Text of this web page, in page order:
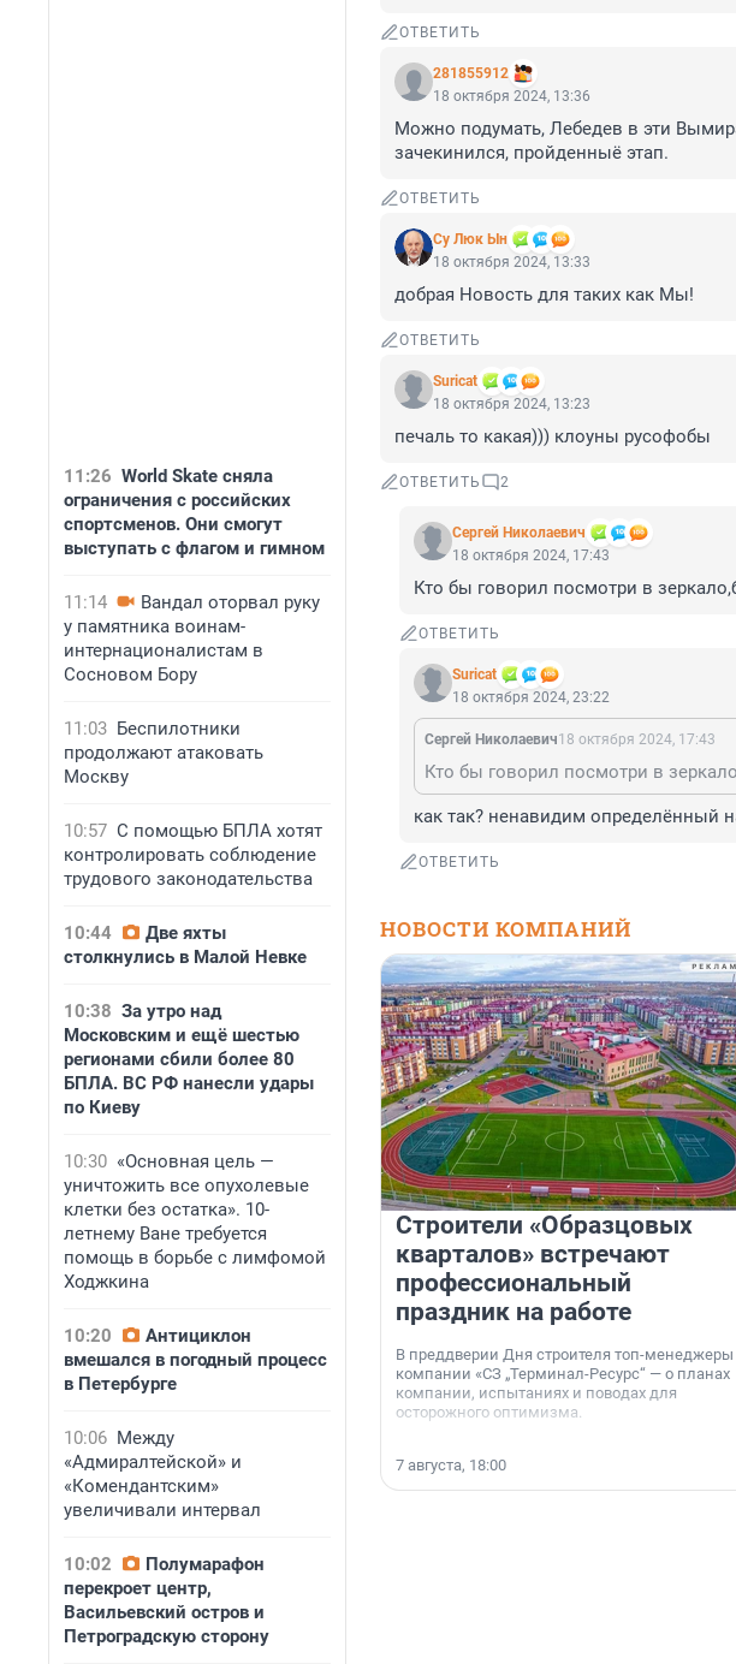
11:26 World Skate сняла
ограничения с российских
спортсменов. Они смогут
выступать с флагом и гимном
11:14
Вандал оторвал руку
у памятника воинам-
интернационалистам в
Сосновом Бору
11:03 Беспилотники
продолжают атаковать
Москву
10:57 С помощью БПЛА хотят
контролировать соблюдение
трудового законодательства
10:44
Две яхты
столкнулись в Малой Невке
10:38 За утро над
Московским и ещё шестью
регионами сбили более 80
БПЛА. ВС РФ нанесли удары
по Киеву
10:30 «Основная цель —
уничтожить все опухолевые
клетки без остатка». 10-
летнему Ване требуется
помощь в борьбе с лимфомой
Ходжкина
10:20
Антициклон
вмешался в погодный процесс
в Петербурге
10:06 Между
«Адмиралтейской» и
«Комендантским»
увеличивали интервал
10:02
Полумарафон
перекроет центр,
Васильевский остров и
Петроградскую сторону
ОТВЕТИТЬ
281855912
18 октября 2024, 13:36
Можно подумать, Лебедев в эти
зачекинился, пройденныё этап.
ОТВЕТИТЬ
Су Люк Ын
18 октября 2024, 13:33
добрая Новость для таких как Мы!
ОТВЕТИТЬ
Suricat
18 октября 2024, 13:23
печаль то какая))) клоуны русофобы
ОТВЕТИТЬ 2
Cepгeй Николаевич
18 октября 2024, 17:43
Кто бы говорил посмотри в
ОТВЕТИТЬ
Suricat
18 октября 2024, 23:22
Cepгeй Николаевич18 октября 2024, 17:43
Кто бы говорил посмотри в
как так? ненавидим определённый
ОТВЕТИТЬ
НОВОСТИ КОМПАНИЙ
Строители «Образцовых
кварталов» встречают
профессиональный
праздник на работе
В преддверии Дня строителя топ-менеджеры
компании «СЗ „Терминал-Ресурс“ — о планах
компании, испытаниях и поводах для
осторожного оптимизма.
7 августа, 18:00